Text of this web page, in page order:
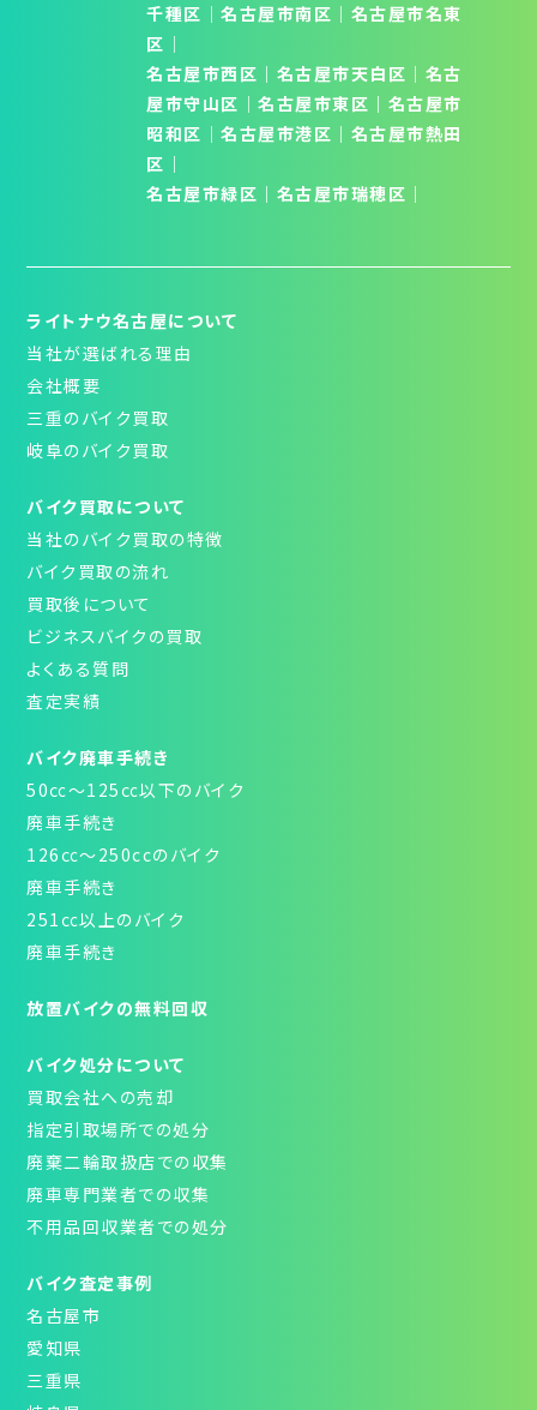
千種区 │名古屋市南区 │ 名古屋市名東
区 │
名古屋市西区 ｜ 名古屋市天白区 │ 名古
屋市守山区 │名古屋市東区 ｜ 名古屋市
昭和区 │名古屋市港区 ｜ 名古屋市熱田
区 ｜
名古屋市緑区 ｜ 名古屋市瑞穂区 ｜
ライトナウ名古屋について
当社が選ばれる理由
会社概要
三重のバイク買取
岐阜のバイク買取
バイク買取について
当社のバイク買取の特徴
バイク買取の流れ
買取後について
ビジネスバイクの買取
よくある質問
査定実績
バイク廃車手続き
50㏄～125㏄以下のバイク
廃車手続き
126㏄～250ccのバイク
廃車手続き
251㏄以上のバイク
廃車手続き
放置バイクの無料回収
バイク処分について
買取会社への売却
指定引取場所での処分
廃棄二輪取扱店での収集
廃車専門業者での収集
不用品回収業者での処分
バイク査定事例
名古屋市
愛知県
三重県